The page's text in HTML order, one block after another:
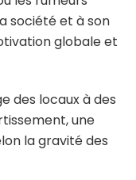
société et à son
globale et
des locaux à des
une
la gravité des